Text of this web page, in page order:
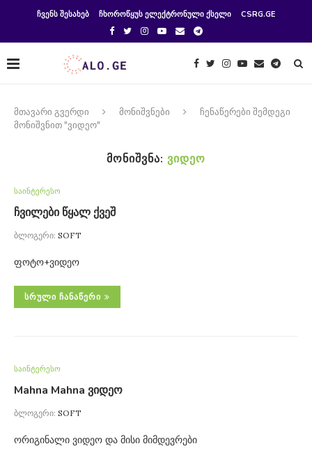
ᲩᲕᲔᲜᲡ ᲨᲔᲡᲐᲮᲔᲑ ᲩᲮᲝᲠᲝᲬᲧᲣᲡ ᲔᲚᲔᲥᲢᲠᲝᲜᲣᲚᲘ ᲥᲡᲔᲚᲘ CSRG.GE
მთავარი გვერდი მონიშვნები
ჩენაწერები შემდეგი
მონიშვნით "ვიდეო"
ᲛᲝᲜᲘᲨᲕᲜᲐ: ᲕᲘᲓᲔᲝ
საინტერესო
ჩვილები წყალ ქვეშ
ბლოგერი: SOFT
ფოტო+ვიდეო
ᲡᲠᲣᲚᲘ ᲩᲐᲜᲐᲬᲔᲠᲘ
საინტერესო
Mahna Mahna ვიდეო
ბლოგერი: SOFT
ორიგინალი ვიდეო და მისი მიმდევრები